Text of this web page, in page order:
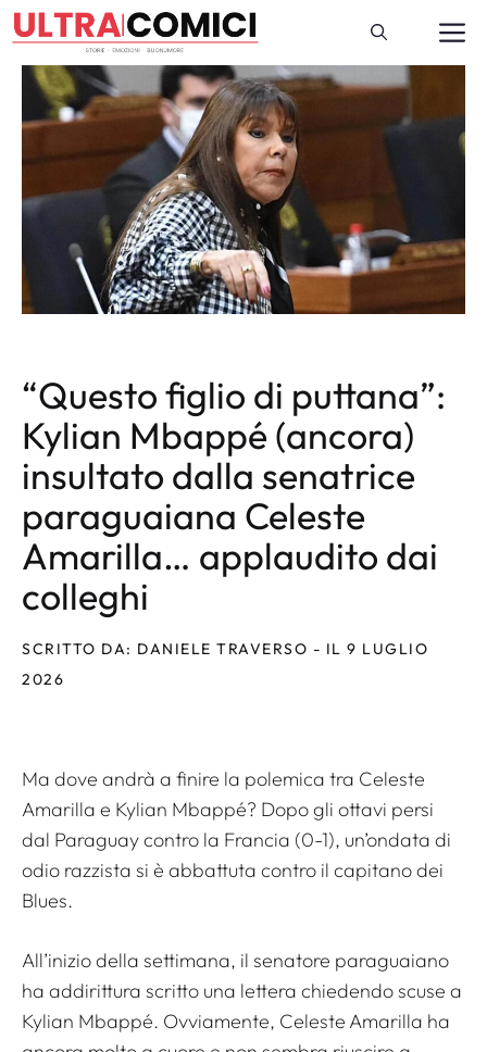
Vai
al
contenuto
“Questo figlio di puttana”:
Kylian Mbappé (ancora)
insultato dalla senatrice
paraguaiana Celeste
Amarilla… applaudito dai
colleghi
SCRITTO DA: DANIELE TRAVERSO - IL 9 LUGLIO
2026
Ma dove andrà a finire la polemica tra Celeste
Amarilla e Kylian Mbappé? Dopo gli ottavi persi
dal Paraguay contro la Francia (0-1), un’ondata di
odio razzista si è abbattuta contro il capitano dei
Blues.
All’inizio della settimana, il senatore paraguaiano
ha addirittura scritto una lettera chiedendo scuse a
Kylian Mbappé. Ovviamente, Celeste Amarilla ha